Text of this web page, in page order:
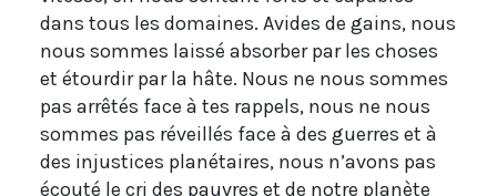
dans tous les domaines. Avides de gains, nous
nous sommes laissé absorber par les choses
et étourdir par la hâte. Nous ne nous sommes
pas arrêtés face à tes rappels, nous ne nous
sommes pas réveillés face à des guerres et à
des injustices planétaires, nous n’avons pas
écouté le cri des pauvres et de notre planète